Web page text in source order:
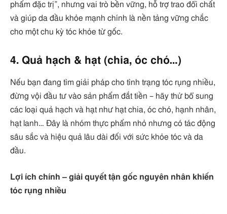
phẩm đặc trị”, nhưng vai trò bền vững, hỗ trợ trao đổi chất
và giúp da đầu khỏe mạnh chính là nền tảng vững chắc
cho một chu kỳ tóc khỏe từ gốc.
4. Quả hạch & hạt (chia, óc chó…)
Nếu bạn đang tìm giải pháp cho tình trạng tóc rụng nhiều,
đừng vội đầu tư vào sản phẩm đắt tiền – hãy thử bổ sung
các loại quả hạch và hạt như hạt chia, óc chó, hạnh nhân,
hạt lanh… Đây là nhóm thực phẩm nhỏ nhưng có tác động
sâu sắc và hiệu quả lâu dài đối với sức khỏe tóc và da
đầu.
Lợi ích chính – giải quyết tận gốc nguyên nhân khiến
tóc rụng nhiều